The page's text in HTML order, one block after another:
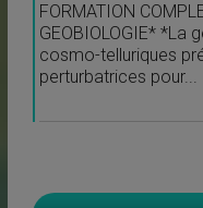
FORMATION
GEOBIOLOGIE* *La
cosmo-telluriques
perturbatrices pour...